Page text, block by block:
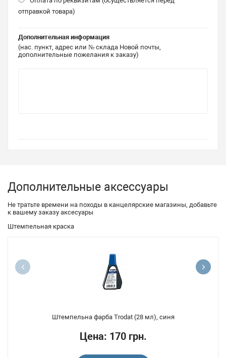
отправкой товара)
Дополнительная информация
(нас. пункт, адрес или № склада Новой почты,
дополнительные пожелания к заказу)
Дополнительные аксессуары
Не тратьте времени на походы в канцелярские магазины, добавьте
к вашему заказу аксесуары
Штемпельная краска
Штемпельна фарба Trodat (28 мл), синя
Цена: 170 грн.